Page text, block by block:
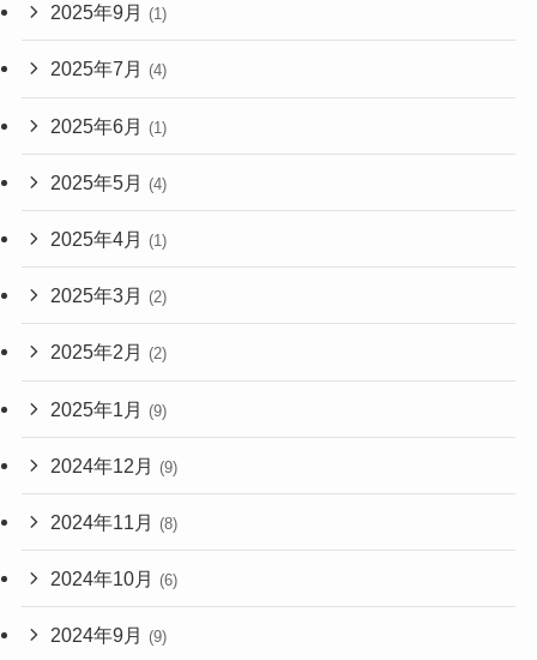
2025年9月 (1)
2025年7月 (4)
2025年6月 (1)
2025年5月 (4)
2025年4月 (1)
2025年3月 (2)
2025年2月 (2)
2025年1月 (9)
2024年12月 (9)
2024年11月 (8)
2024年10月 (6)
2024年9月 (9)